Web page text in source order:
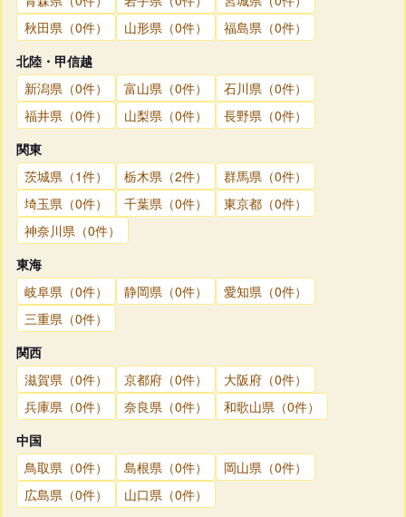
秋田県（0件）
山形県（0件）
福島県（0件）
北陸・甲信越
新潟県（0件）
富山県（0件）
石川県（0件）
福井県（0件）
山梨県（0件）
長野県（0件）
関東
茨城県（1件）
栃木県（2件）
群馬県（0件）
埼玉県（0件）
千葉県（0件）
東京都（0件）
神奈川県（0件）
東海
岐阜県（0件）
静岡県（0件）
愛知県（0件）
三重県（0件）
関西
滋賀県（0件）
京都府（0件）
大阪府（0件）
兵庫県（0件）
奈良県（0件）
和歌山県（0件）
中国
鳥取県（0件）
島根県（0件）
岡山県（0件）
広島県（0件）
山口県（0件）